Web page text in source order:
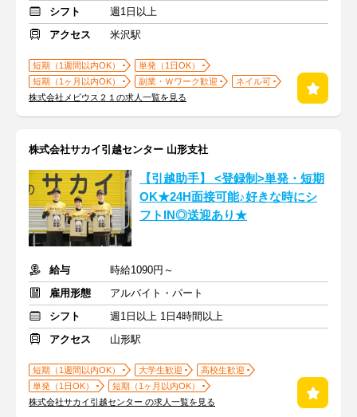
シフト
週1日以上
アクセス
米沢駅
短期（1週間以内OK）
単発（1日OK）
短期（1ヶ月以内OK）
副業・Ｗワーク歓迎
ネイル可
株式会社メビウス２１の求人一覧を見る
株式会社サカイ引越センター 山形支社
【引越助手】 <登録制>単発・短期
OK★24H面接可能♪好きな時にシ
フトIN◎送迎あり★
給与
時給1090円～
雇用形態
アルバイト・パート
シフト
週1日以上 1日4時間以上
アクセス
山形駅
短期（1週間以内OK） 大学生歓迎
高校生歓迎
単発（1日OK）
短期（1ヶ月以内OK）
株式会社サカイ引越センター の求人一覧を見る